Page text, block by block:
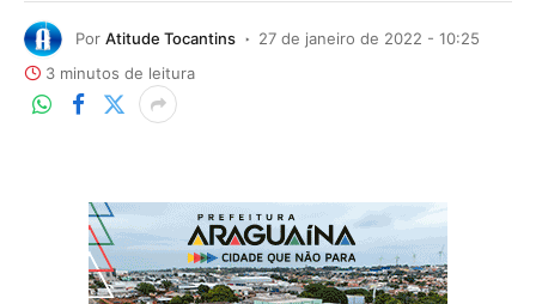
Por Atitude Tocantins
27 de janeiro de 2022 - 10:25
3 minutos de leitura